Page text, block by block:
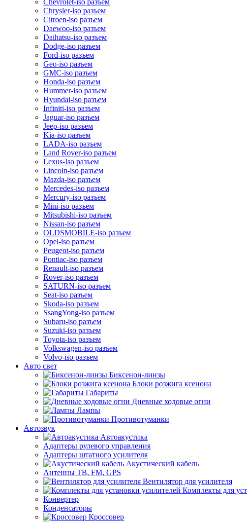
Chevrolet-iso разъем
Chrysler-iso разъем
Citroen-iso разъем
Daewoo-iso разъем
Daihatsu-iso разъем
Dodge-iso разъем
Ford-iso разъем
Geo-iso разъем
GMC-iso разъем
Honda-iso разъем
Hummer-iso разъем
Hyundai-iso разъем
Infiniti-iso разъем
Jaguar-iso разъем
Jeep-iso разъем
Kia-iso разъем
LADA-iso разъем
Land Rover-iso разъем
Lexus-Iso разъем
Lincoln-iso разъем
Mazda-iso разъем
Mercedes-iso разъем
Mercury-iso разъем
Mini-iso разъем
Mitsubishi-iso разъем
Nissan-iso разъем
OLDSMOBILE-iso разъем
Opel-iso разъем
Peugeot-iso разъем
Pontiac-iso разъем
Renault-iso разъем
Rover-iso разъем
SATURN-iso разъем
Seat-iso разъем
Skoda-iso разъем
SsangYong-iso разъем
Subaru-iso разъем
Suzuki-iso разъем
Toyota-iso разъем
Volkswagen-iso разъем
Volvo-iso разъем
Авто свет
Биксенон-линзы
Блоки розжига ксенона
Габариты
Дневные ходовые огни
Лампы
Противотуманки
Автозвук
Автоакустика
Адаптеры рулевого управления
Адаптеры штатного усилителя
Акустический кабель
Антенны ТВ, FM, GPS
Вентилятор для усилителя
Комплекты для
Конвертер
Конденсаторы
Кроссовер